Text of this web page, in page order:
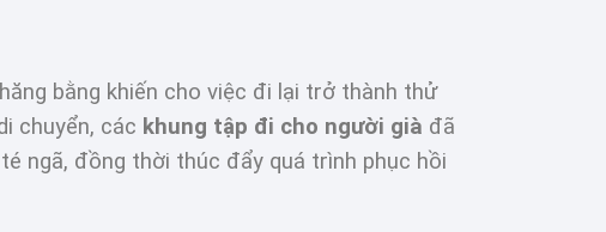
bằng khiến cho việc đi lại trở thành thử
chuyển, các khung tập đi cho người già đã
ngã, đồng thời thúc đẩy quá trình phục hồi